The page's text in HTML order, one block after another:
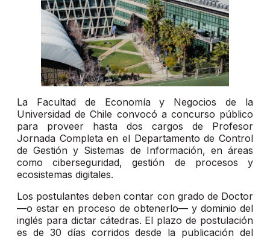
La Facultad de Economía y Negocios de la
Universidad de Chile convocó a concurso público
para proveer hasta dos cargos de Profesor
Jornada Completa en el Departamento de Control
de Gestión y Sistemas de Información, en áreas
como ciberseguridad, gestión de procesos y
ecosistemas digitales.
Los postulantes deben contar con grado de Doctor
—o estar en proceso de obtenerlo— y dominio del
inglés para dictar cátedras. El plazo de postulación
es de 30 días corridos desde la publicación del